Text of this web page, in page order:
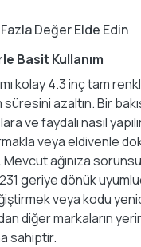
Değer Elde Edin
Basit Kullanım
kolay 4.3 inç tam
süresini azaltın. Bir
ve faydalı nasıl
veya eldivenle
Mevcut ağınıza
geriye dönük
veya kodu
diğer markaların
sahiptir.